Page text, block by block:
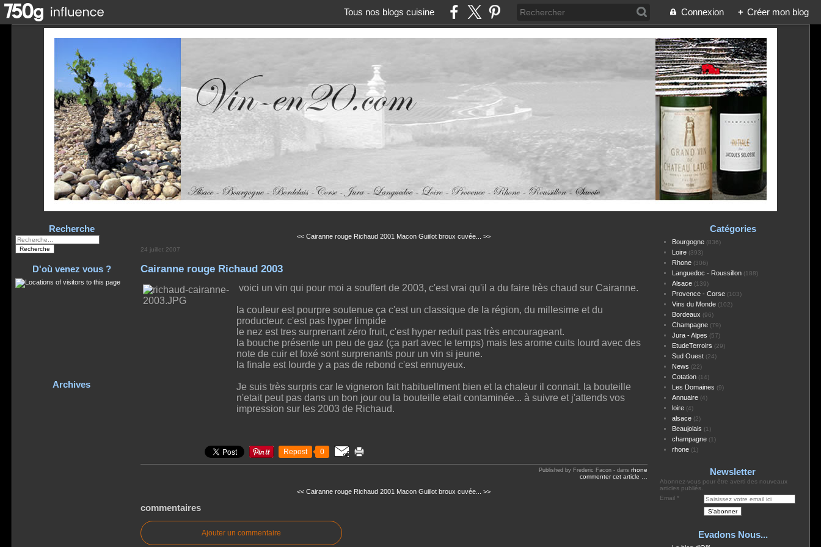
Tous nos blogs cuisine Connexion + Créer mon blog
Recherche
D'où venez vous ?
Archives
<< Cairanne rouge Richaud 2001 Macon Guiilot broux cuvée... >>
24 juillet 2007
Cairanne rouge Richaud 2003
voici un vin qui pour moi a souffert de 2003, c'est vrai qu'il a du faire très chaud sur Cairanne.
la couleur est pourpre soutenue ça c'est un classique de la région, du millesime et du
producteur. c'est pas hyper limpide
le nez est tres surprenant zéro fruit, c'est hyper reduit pas très encourageant.
la bouche présente un peu de gaz (ça part avec le temps) mais les arome cuits lourd avec des
note de cuir et foxé sont surprenants pour un vin si jeune.
la finale est lourde y a pas de rebond c'est ennuyeux.
Je suis très surpris car le vigneron fait habituellment bien et la chaleur il connait. la bouteille
n'etait peut pas dans un bon jour ou la bouteille etait contaminée... à suivre et j'attends vos
impression sur les 2003 de Richaud.
Repost 0
Published by Frederic Facon -dans rhone
commenter cet article
<< Cairanne rouge Richaud 2001 Macon Guiilot broux cuvée... >>
commentaires
Ajouter un commentaire
Catégories
Bourgogne(836)
Loire(393)
Rhone(306)
Languedoc - Roussillon(188)
Alsace(139)
Provence - Corse(103)
Vins du Monde(102)
Bordeaux (96)
Champagne(79)
Jura - Alpes (57)
EtudeTerroirs (29)
Sud Ouest(24)
News (22)
Cotation(14)
Les Domaines (9)
Annuaire(4)
loire(4)
alsace(2)
Beaujolais (1)
champagne(1)
rhone(1)
Newsletter
Abonnez-vous pour être averti des nouveaux
articles publiés.
Email
Evadons Nous...